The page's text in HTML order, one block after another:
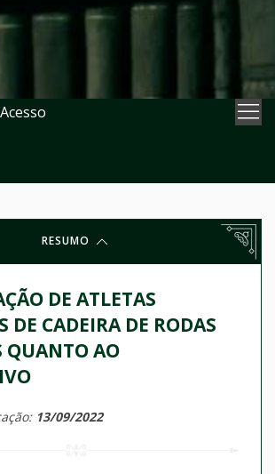
Acesso
RESUMO
DE ATLETAS
DE CADEIRA DE RODAS
QUANTO AO
13/09/2022